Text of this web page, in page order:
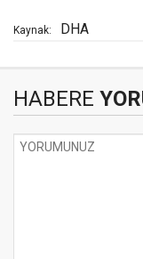
Kaynak: DHA
HABERE